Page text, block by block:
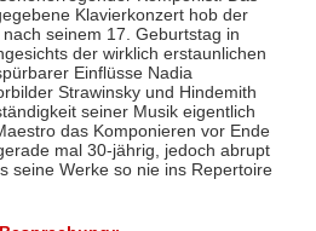
Klavierkonzert hob der
seinem 17. Geburtstag in
der wirklich erstaunlichen
Einflüsse Nadia
Strawinsky und Hindemith
seiner Musik eigentlich
das Komponieren vor Ende
mal 30-jährig, jedoch abrupt
seine Werke so nie ins Repertoire